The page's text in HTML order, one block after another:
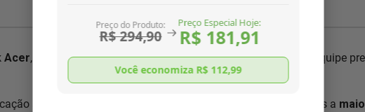
Preço do Produto:
R$ 294,90
Preço Especial Hoje:
R$ 181,91
Você economiza R$ 112,99
Acer, pois conhecemos nosso produto como ninguém. Nossa equipe
segundo normas ISO 9001:2000, única no mercado. Somos a